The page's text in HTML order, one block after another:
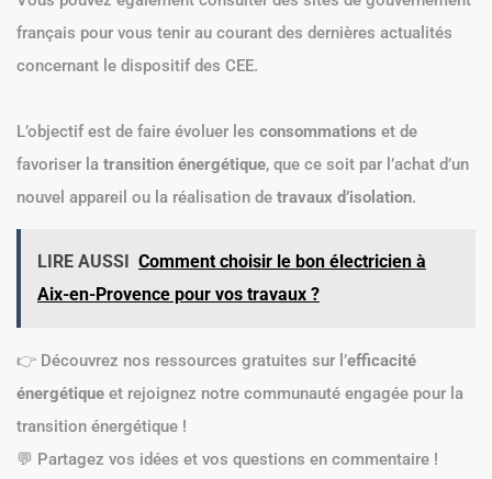
français pour vous tenir au courant des dernières actualités
concernant le dispositif des CEE.
L’objectif est de faire évoluer les consommations et de
favoriser la transition énergétique, que ce soit par l’achat d’un
nouvel appareil ou la réalisation de travaux d’isolation.
LIRE AUSSI
Comment choisir le bon électricien à
Aix-en-Provence pour vos travaux ?
👉 Découvrez nos ressources gratuites sur l’efficacité
énergétique et rejoignez notre communauté engagée pour la
transition énergétique !
💬 Partagez vos idées et vos questions en commentaire !